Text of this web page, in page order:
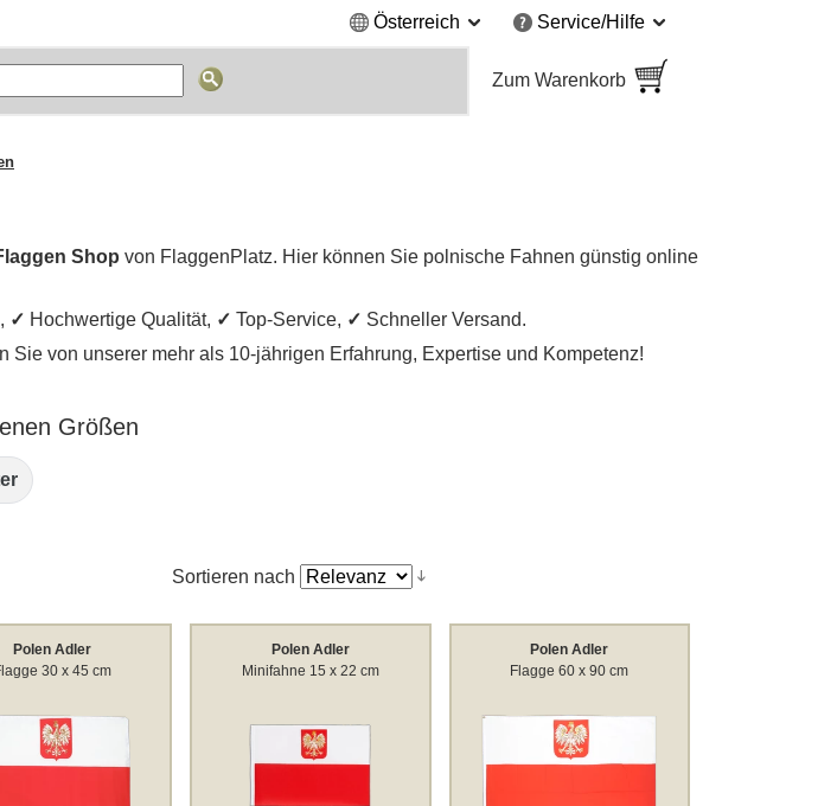
Österreich Service/Hilfe
Zum Warenkorb
Shop von FlaggenPlatz. Hier können Sie polnische Fahnen günstig online
✓ Hochwertige Qualität, ✓ Top-Service, ✓ Schneller Versand.
Sie von unserer mehr als 10-jährigen Erfahrung, Expertise und Kompetenz!
Größen
Sortieren nach
Polen Adler
30 x 45 cm
Polen Adler
Minifahne 15 x 22 cm
Polen Adler
Flagge 60 x 90 cm